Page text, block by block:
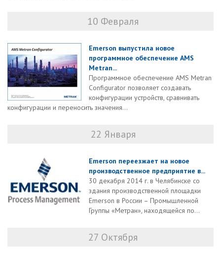
10 Февраля
Emerson выпустила новое
программное обеспечение AMS
Metran...
Программное обеспечение AMS Metran
Configurator позволяет создавать
конфигурации устройств, сравнивать
конфигурации и переносить значения...
22 Января
Emerson переезжает на новое
производственное предприятие в...
30 декабря 2014 г. в Челябинске со
здания производственной площадки
Emerson в России – Промышленной
Группы «Метран», находящейся по...
27 Октября